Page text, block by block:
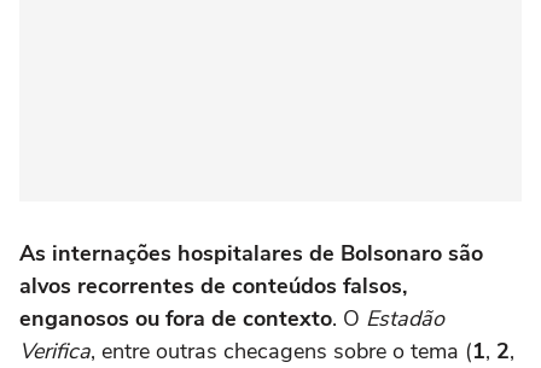
As internações hospitalares de Bolsonaro são
alvos recorrentes de conteúdos falsos,
enganosos ou fora de contexto. O Estadão
Verifica, entre outras checagens sobre o tema (1, 2,